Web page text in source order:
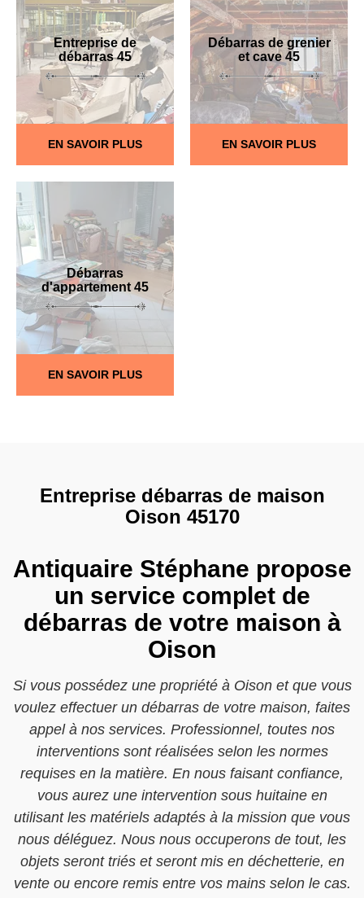
Entreprise de
débarras 45
EN SAVOIR PLUS
Débarras de grenier
et cave 45
EN SAVOIR PLUS
Débarras
d'appartement 45
EN SAVOIR PLUS
Entreprise débarras de maison
Oison 45170
Antiquaire Stéphane propose
un service complet de
débarras de votre maison à
Oison
Si vous possédez une propriété à Oison et que vous
voulez effectuer un débarras de votre maison, faites
appel à nos services. Professionnel, toutes nos
interventions sont réalisées selon les normes
requises en la matière. En nous faisant confiance,
vous aurez une intervention sous huitaine en
utilisant les matériels adaptés à la mission que vous
nous déléguez. Nous nous occuperons de tout, les
objets seront triés et seront mis en déchetterie, en
vente ou encore remis entre vos mains selon le cas.